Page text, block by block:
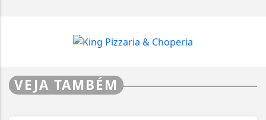
VEJA TAMBÉM